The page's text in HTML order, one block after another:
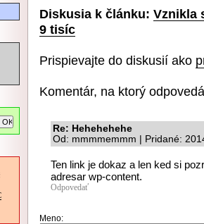
Diskusia k článku: Vznikla
9 tisíc
Prispievajte do diskusií ako
Komentár, na ktorý
Re: Hehehehehe
Od: mmmmemmm | Pridané:
Ten link je dokaz a len ked si
adresar wp-content.
Odpovedať
Meno: